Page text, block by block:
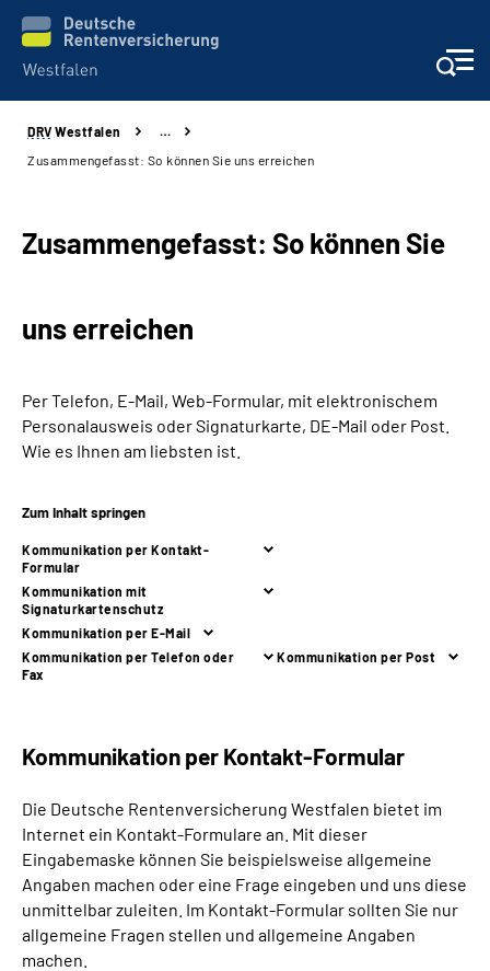
Kontakt und Beratung
Presse
Über uns
Online-Services
Inhalte in Gebärdensprache (DGS)
Leichte Sprache
DRV Westfalen
…
Zusammengefasst: So können Sie uns erreichen
Zusammengefasst: So können Sie
uns erreichen
Per Telefon, E-Mail, Web-Formular, mit elektronischem
Personalausweis oder Signaturkarte, DE-Mail oder Post.
Wie es Ihnen am liebsten ist.
Zum Inhalt springen
Kommunikation per Kontakt-
Formular
Kommunikation mit
Signaturkartenschutz
Kommunikation per E-Mail
Kommunikation per Telefon oder
Fax
Kommunikation per Post
Kommunikation per Kontakt-Formular
Die Deutsche Rentenversicherung Westfalen bietet im
Internet ein Kontakt-Formulare an. Mit dieser
Eingabemaske können Sie beispielsweise allgemeine
Angaben machen oder eine Frage eingeben und uns diese
unmittelbar zuleiten. Im Kontakt-Formular sollten Sie nur
allgemeine Fragen stellen und allgemeine Angaben
machen.